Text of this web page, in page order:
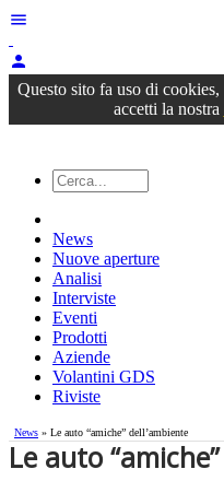
menu
person
Questo sito fa uso di
accetti la nostra
News
Nuove aperture
Analisi
Interviste
Eventi
Prodotti
Aziende
Volantini GDS
Riviste
News » Le auto “amiche” dell’ambiente
Le auto